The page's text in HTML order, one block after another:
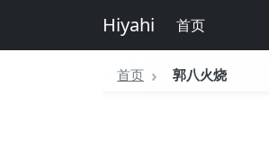
Hiyahi 首页
首页 郭八火烧